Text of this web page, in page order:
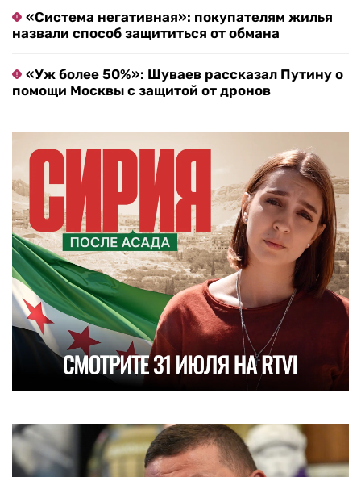
«Система негативная»: покупателям жилья
назвали способ защититься от обмана
«Уж более 50%»: Шуваев рассказал Путину о
помощи Москвы с защитой от дронов